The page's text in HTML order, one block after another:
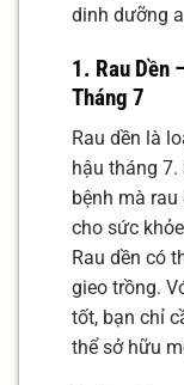
dinh dưỡng
1. Rau Dền
Tháng 7
Rau dền là
hậu tháng
bệnh mà
cho sức
Rau dền có
gieo trồng.
tốt, bạn chỉ
thể sở hữu